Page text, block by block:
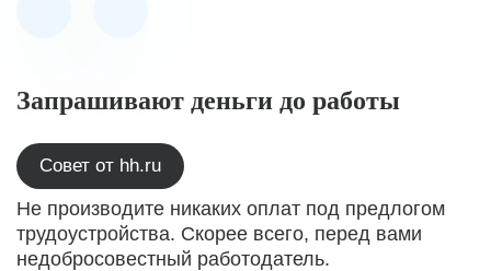
Запрашивают деньги до работы
Совет от hh.ru
Не производите никаких оплат под предлогом
трудоустройства. Скорее всего, перед вами
недобросовестный работодатель.